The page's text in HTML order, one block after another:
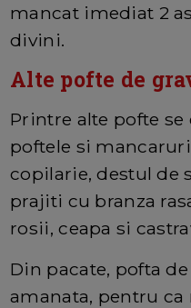
mancat imediat 2
divini.
Alte pofte de
Printre alte pofte
poftele si
copilarie, destul de
prajiti cu branza
rosii, ceapa si
Din pacate, pofta
amanata, pentru ca